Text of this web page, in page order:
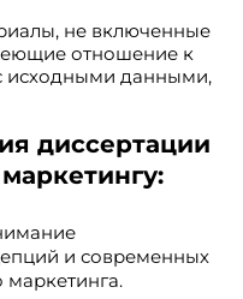
не включенные
отношение к
исходными данными,
диссертации
и современных
маркетинга.